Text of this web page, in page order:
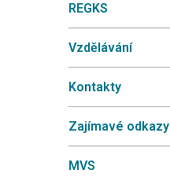
REGKS
Vzdělávání
Kontakty
Zajímavé odkazy
MVS